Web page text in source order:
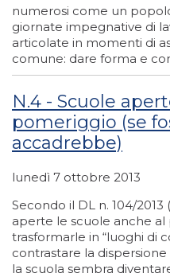
numerosi come un
giornate impegnative di
articolate in momenti di
comune: dare forma e
N.4 - Scuole
pomeriggio (se
accadrebbe)
lunedì 7 ottobre 2013
Secondo il DL n. 104/
aperte le scuole anche
trasformarle in “luoghi di
contrastare la
la scuola sembra